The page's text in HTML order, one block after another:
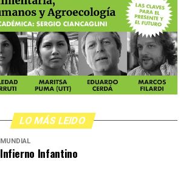
LO MÁS LEIDO
MUNDIAL
Infierno Infantino